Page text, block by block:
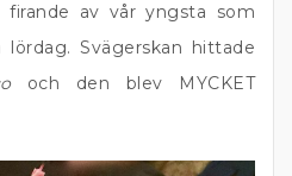
av vår yngsta som
Svägerskan hittade
och den blev MYCKET